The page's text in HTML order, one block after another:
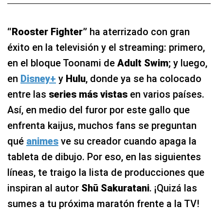
“Rooster Fighter” ha aterrizado con gran
éxito en la televisión y el streaming: primero,
en el bloque Toonami de Adult Swim; y luego,
en Disney+ y Hulu, donde ya se ha colocado
entre las series más vistas en varios países.
Así, en medio del furor por este gallo que
enfrenta kaijus, muchos fans se preguntan
qué animes ve su creador cuando apaga la
tableta de dibujo. Por eso, en las siguientes
líneas, te traigo la lista de producciones que
inspiran al autor Shū Sakuratani. ¡Quizá las
sumes a tu próxima maratón frente a la TV!